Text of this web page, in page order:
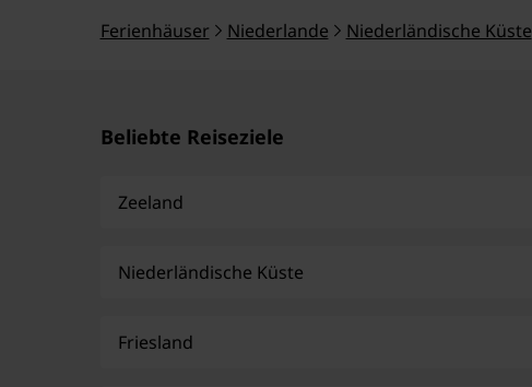
Ferienhäuser Niederlande Niederländische Küste
Beliebte Reiseziele
Zeeland
Niederländische Küste
Friesland